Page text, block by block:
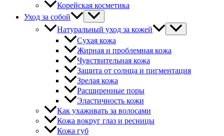
Корейская косметика
Уход за собой
Натуральный уход за кожей
Сухая кожа
Жирная и проблемная кожа
Чувствительная кожа
Защита от солнца и пигментация
Зрелая кожа
Расширенные поры
Эластичность кожи
Как ухаживать за волосами
Кожа вокруг глаз и ресницы
Кожа губ